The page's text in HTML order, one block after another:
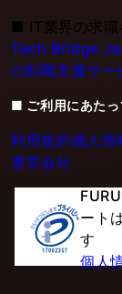
■ IT業界の求
Tech Bridge
の転職支援サー
■ ご利用にあたっ
利用規約個人情
運営会社
ート
す
個人